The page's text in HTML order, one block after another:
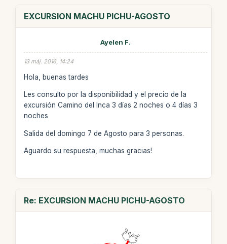
EXCURSION MACHU PICHU-AGOSTO
Ayelen F.
13 máj. 2016, 14:24
Hola, buenas tardes
Les consulto por la disponibilidad y el precio de la
excursión Camino del Inca 3 días 2 noches o 4 días 3
noches
Salida del domingo 7 de Agosto para 3 personas.
Aguardo su respuesta, muchas gracias!
Re: EXCURSION MACHU PICHU-AGOSTO